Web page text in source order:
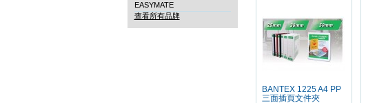
EASYMATE
查看所有品牌
BANTEX 1225 A4 PP
三面插頁文件夾